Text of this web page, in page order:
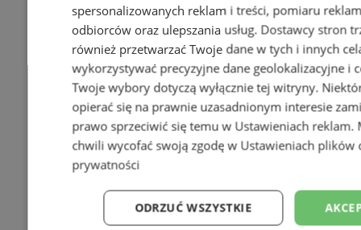
spersonalizowanych reklam i treści, pomiaru
odbiorców oraz ulepszania usług. Dostawcy stron
również przetwarzać Twoje dane w tych i innych
wykorzystywać precyzyjne dane geolokalizacyjne i
Twoje wybory dotyczą wyłącznie tej witryny.
opierać się na prawnie uzasadnionym interesie
prawo sprzeciwić się temu w Ustawieniach reklam.
chwili wycofać swoją zgodę w Ustawieniach plików
prywatności
ODRZUĆ WSZYSTKIE